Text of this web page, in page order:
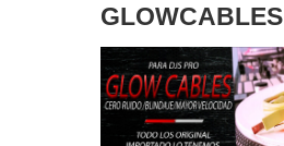
GLOWCABLES